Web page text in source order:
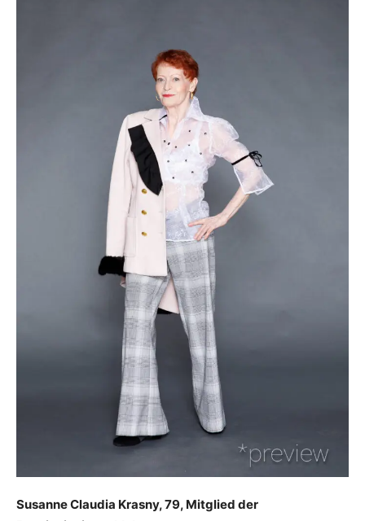
Susanne Claudia Krasny, 79, Mitglied der